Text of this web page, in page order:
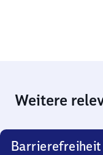
Weitere
Barrierefreiheit